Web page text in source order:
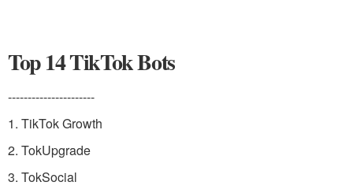
Top 14 TikTok Bots
----------------------
1. TikTok Growth
2. TokUpgrade
3. TokSocial